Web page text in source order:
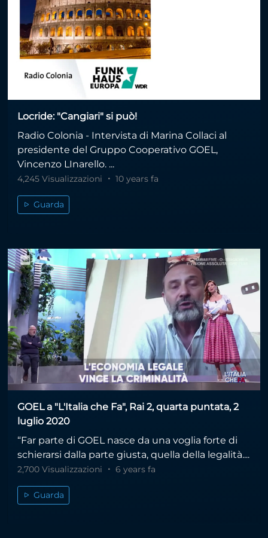
Locride: "Cangiari" si può!
Radio Colonia - Intervista di Marina Collaci al
presidente del Gruppo Cooperativo GOEL,
Vincenzo LInarello. ...
4,245 Visualizzazioni 10 years fa
Guarda
GOEL a "L'Italia che Fa", Rai 2, quarta puntata, 2
luglio 2020
“Far parte di GOEL nasce da una voglia forte di
schierarsi dalla parte giusta, quella della legalità....
2,700 Visualizzazioni 6 years fa
Guarda